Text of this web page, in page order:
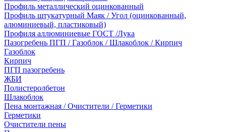
Профиль металлический оцинкованный
Профиль штукатурный Маяк / Угол (оцинкованный,
алюминиевый, пластиковый)
Профиля аллюминиевые ГОСТ /Лука
Пазогребень ПГП / Газоблок / Шлакоблок / Кирпич
Газоблок
Кирпич
ПГП пазогребень
ЖБИ
Полистеролбетон
Шлакоблок
Пена монтажная / Очистители / Герметики
Герметики
Очистители пены